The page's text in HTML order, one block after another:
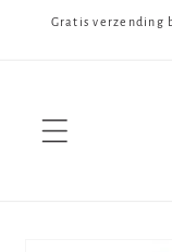
naar de
Gratis verzending